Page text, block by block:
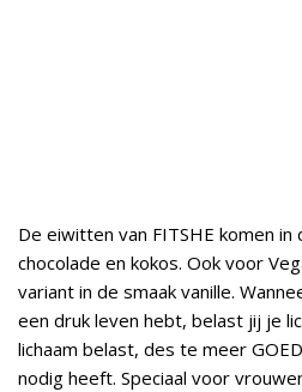
De eiwitten van FITSHE komen in
chocolade en kokos. Ook voor
variant in de smaak vanille.
een druk leven hebt, belast jij je
lichaam belast, des te meer
nodig heeft. Speciaal voor